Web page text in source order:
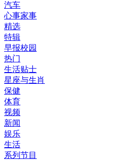
汽车
心事家事
精选
特辑
早报校园
热门
生活贴士
星座与生肖
保健
体育
视频
新闻
娱乐
生活
系列节目